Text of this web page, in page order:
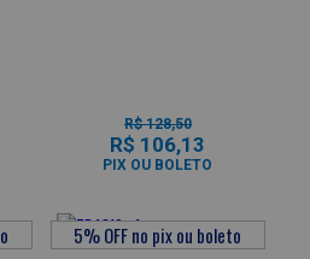
R$ 128,50
R$ 106,13
PIX OU BOLETO